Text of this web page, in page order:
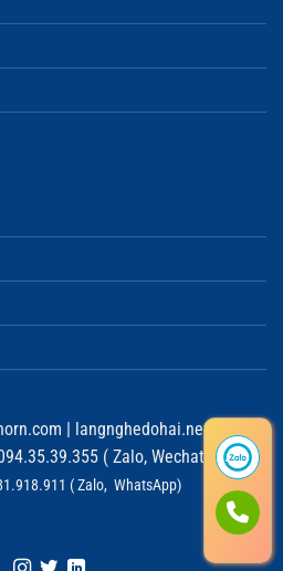
| langnghedohai.net
( Zalo, Wechat, Viber,
( Zalo, WhatsApp)